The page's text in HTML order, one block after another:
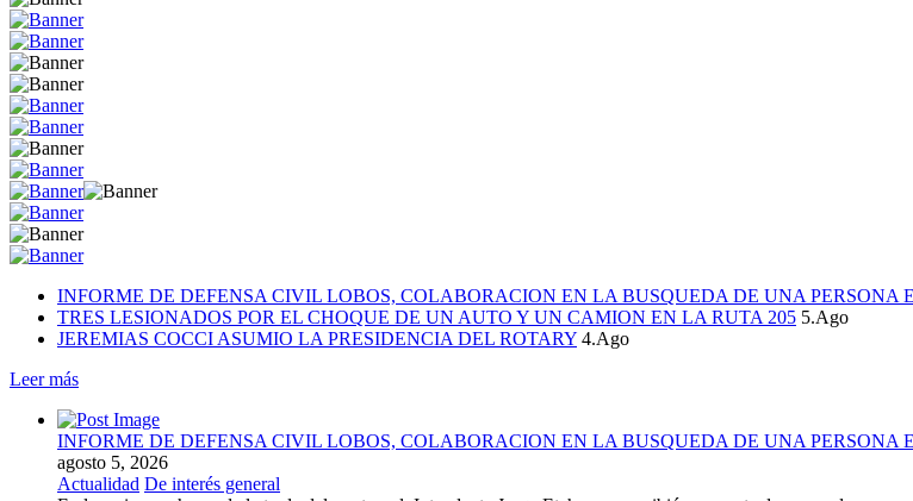
INFORME DE DEFENSA CIVIL LOBOS, COLABORACION EN LA BUSQUEDA DE UNA PERSONA
TRES LESIONADOS POR EL CHOQUE DE UN AUTO Y UN CAMION EN LA RUTA 205 5.Ago
JEREMIAS COCCI ASUMIO LA PRESIDENCIA DEL ROTARY 4.Ago
Leer más
INFORME DE DEFENSA CIVIL LOBOS, COLABORACION EN LA BUSQUEDA DE UNA PERSONA
agosto 5, 2026
Actualidad De interés general